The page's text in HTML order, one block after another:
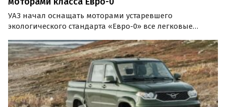
УАЗ начал оснащать моторами устаревшего
экологического стандарта «Евро-0» все легковые
«Головастиком» двигатель такого класса получили
«Патриот» и «Пикап», которые сразу стали на 20 тысяч
рублей дешевле.